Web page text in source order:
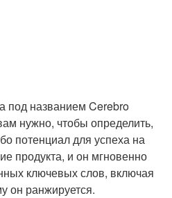
под названием Cerebro
нужно, чтобы определить,
потенциал для успеха на
продукта, и он мгновенно
ключевых слов, включая
он ранжируется.